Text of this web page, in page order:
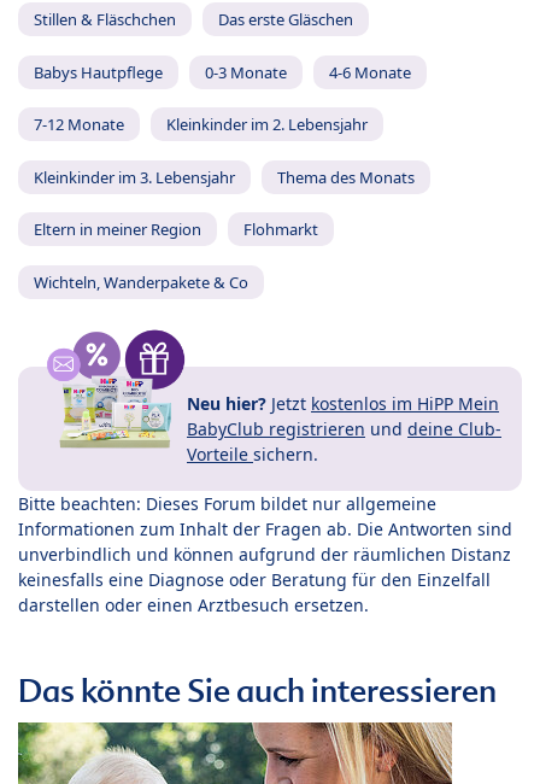
Stillen & Fläschchen Das erste Gläschen
Babys Hautpflege 0-3 Monate 4-6 Monate
7-12 Monate Kleinkinder im 2. Lebensjahr
Kleinkinder im 3. Lebensjahr Thema des Monats
Eltern in meiner Region Flohmarkt
Wichteln, Wanderpakete & Co
Neu hier? Jetzt kostenlos im HiPP Mein
BabyClub registrieren und deine Club-
Vorteile sichern.
Bitte beachten: Dieses Forum bildet nur allgemeine
Informationen zum Inhalt der Fragen ab. Die Antworten sind
unverbindlich und können aufgrund der räumlichen Distanz
keinesfalls eine Diagnose oder Beratung für den Einzelfall
darstellen oder einen Arztbesuch ersetzen.
Das könnte Sie auch interessieren